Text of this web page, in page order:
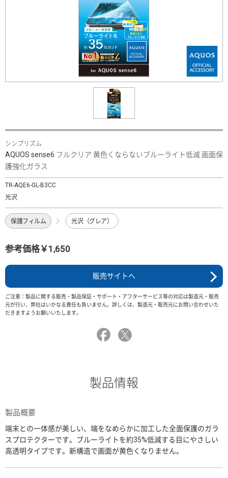
シンプリズム
AQUOS sense6 フルクリア 黄色くならないブルーライト低減 画面保
護強化ガラス
TR-AQE6-GL-B3CC
光沢
保護フィルム 光沢（グレア）
参考価格￥1,650
販売サイトへ
ご注意：製品に関する販売・製品保証・サポート・アフターサービス等の対応は製造元・販売
元が行い、弊社はいかなる責任も負いません。詳しくは、製造元・販売元にお問い合わせいた
だきますようお願いいたします。
製品情報
製品概要
端末との一体感が美しい、端をなめらかに加工した全面保護のガラ
スプロテクターです。ブルーライトを約35%低減する目にやさしい
高透明タイプです。新構造で画面が黄色くなりません。